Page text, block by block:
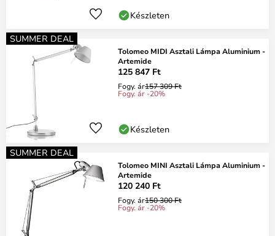
Készleten
SUMMER DEAL
Tolomeo MIDI Asztali Lámpa Aluminium -
Artemide
125 847 Ft
Fogy. ár157 309 Ft
Fogy. ár -20%
Készleten
SUMMER DEAL
Tolomeo MINI Asztali Lámpa Aluminium -
Artemide
120 240 Ft
Fogy. ár150 300 Ft
Fogy. ár -20%